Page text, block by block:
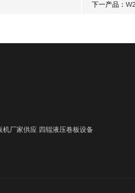
下一产品：
厂家供应 四辊液压卷板设备